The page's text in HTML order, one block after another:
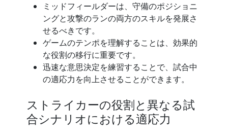
ミッドフィールダーは、守備のポジショニ
ングと攻撃のランの両方のスキルを発展さ
せるべきです。
ゲームのテンポを理解することは、効果的
な役割の移行に重要です。
迅速な意思決定を練習することで、試合中
の適応力を向上させることができます。
ストライカーの役割と異なる試
合シナリオにおける適応力